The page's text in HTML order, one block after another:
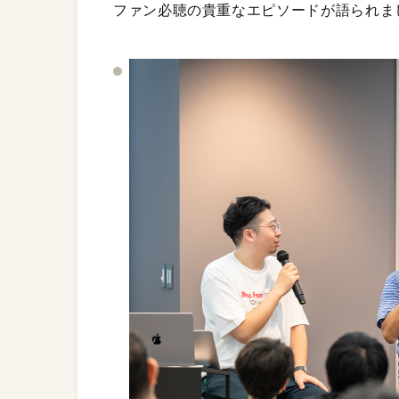
ファン必聴の貴重なエピソードが語られま